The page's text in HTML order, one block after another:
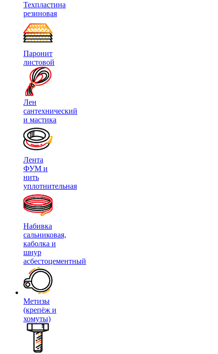
Техпластина
резиновая
Паронит
листовой
Лен
сантехнический
и мастика
Лента
ФУМ и
нить
уплотнительная
Набивка
сальниковая,
каболка и
шнур
асбестоцементный
Метизы
(крепёж и
хомуты)